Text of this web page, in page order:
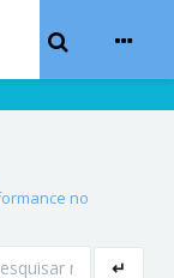
Toggle
no
↵